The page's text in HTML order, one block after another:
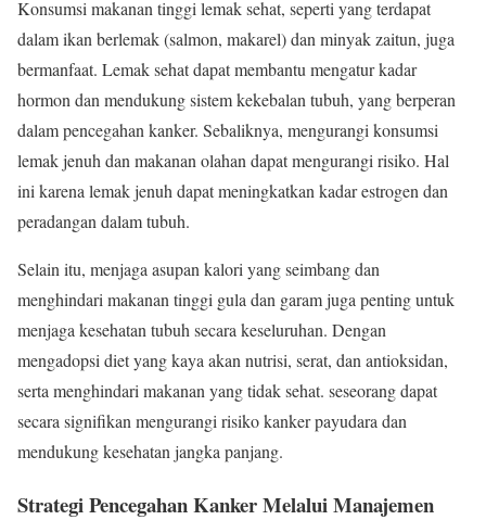
Konsumsi makanan tinggi lemak sehat, seperti yang terdapat
dalam ikan berlemak (salmon, makarel) dan minyak zaitun, juga
bermanfaat. Lemak sehat dapat membantu mengatur kadar
hormon dan mendukung sistem kekebalan tubuh, yang berperan
dalam pencegahan kanker. Sebaliknya, mengurangi konsumsi
lemak jenuh dan makanan olahan dapat mengurangi risiko. Hal
ini karena lemak jenuh dapat meningkatkan kadar estrogen dan
peradangan dalam tubuh.
Selain itu, menjaga asupan kalori yang seimbang dan
menghindari makanan tinggi gula dan garam juga penting untuk
menjaga kesehatan tubuh secara keseluruhan. Dengan
mengadopsi diet yang kaya akan nutrisi, serat, dan antioksidan,
serta menghindari makanan yang tidak sehat. seseorang dapat
secara signifikan mengurangi risiko kanker payudara dan
mendukung kesehatan jangka panjang.
Strategi Pencegahan Kanker Melalui Manajemen